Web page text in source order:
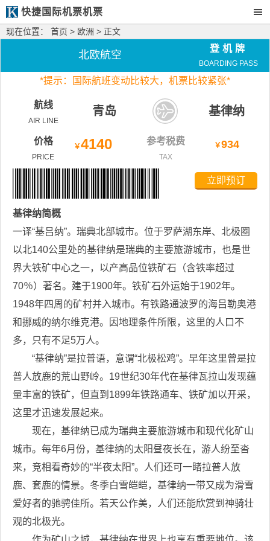
快捷国际机票机票
现在位置： 首页 > 欧洲 > 正文
北欧航空
登机牌
BOARDING PASS
*提示：国际航班变动比较大， 机票比较紧张*
航线
AIR LINE
青岛 基律纳
价格
PRICE
￥4140 参考税费
TAX
￥934
立即预订
基律纳简概
一译“基吕纳”。瑞典北部城市。位于罗萨湖东岸、北极圈
以北140公里处的基律纳是瑞典的主要旅游城市，也是世
界大铁矿中心之一，以产高品位铁矿石（含铁率超过
70％）著名。建于1900年。铁矿石外运始于1902年。
1948年四周的矿村并入城市。有铁路通波罗的海吕勒奥港
和挪威的纳尔维克港。因地理条件所限，这里的人口不
多，只有不足5万人。
“基律纳”是拉普语，意谓“北极松鸡”。早年这里曾是拉
普人放鹿的荒山野岭。19世纪30年代在基律瓦拉山发现蕴
量丰富的铁矿，但直到1899年铁路通车、铁矿加以开采，
这里才迅速发展起来。
现在，基律纳已成为瑞典主要旅游城市和现代化矿山
城市。每年6月份，基律纳的太阳昼夜长在，游人纷至沓
来，竞相看奇妙的“半夜太阳”。人们还可一睹拉普人放
鹿、套鹿的情景。冬季白雪皑皑，基律纳一带又成为滑雪
爱好者的驰骋佳所。若天公作美，人们还能欣赏到神骑壮
观的北极光。